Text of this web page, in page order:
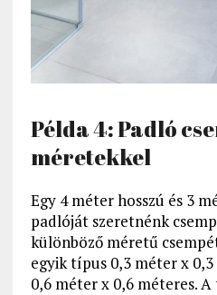
Példa 4: Padló
méretekkel
Egy 4 méter hosszú és 3
padlóját szeretnénk
különböző méretű
egyik típus 0,3 méter x
0,6 méter x 0,6 méteres.